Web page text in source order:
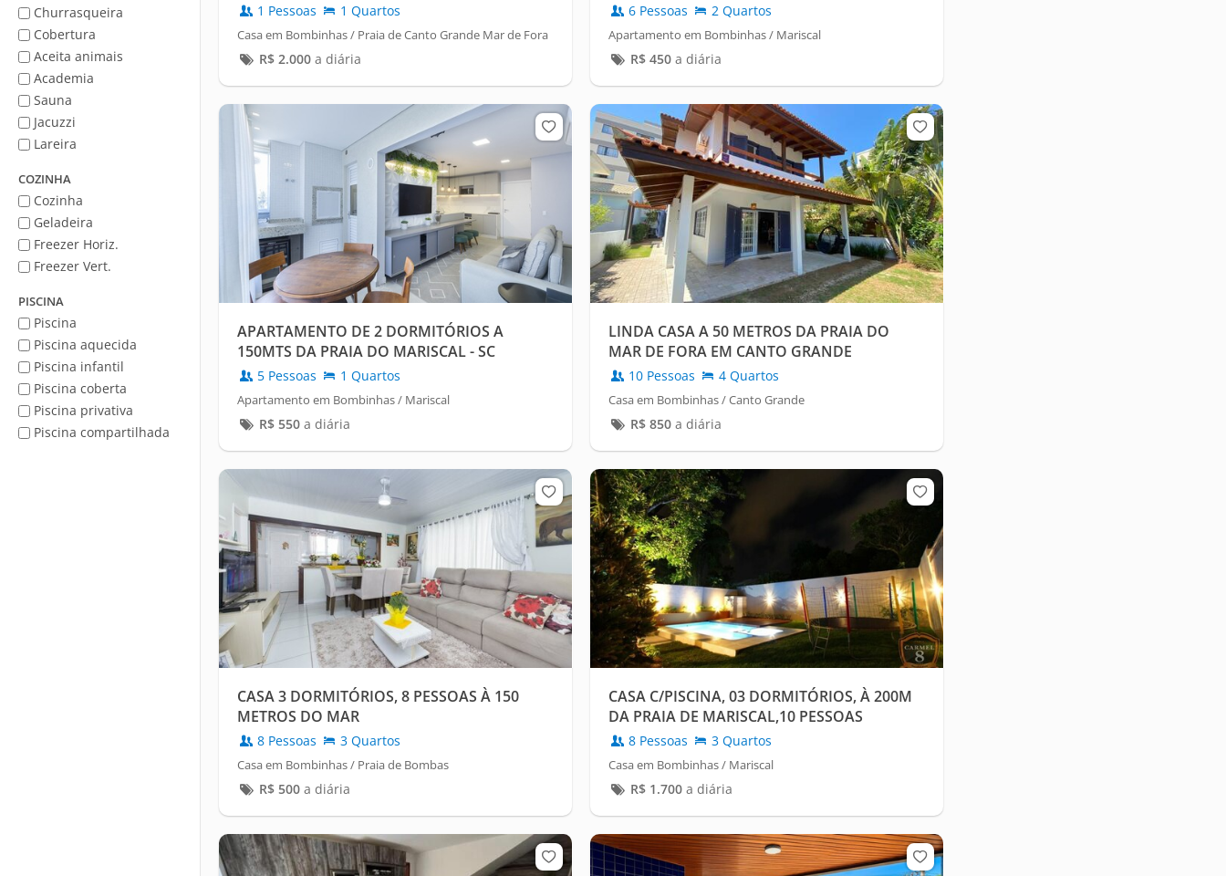
Churrasqueira
Cobertura
Aceita animais
Academia
Sauna
Jacuzzi
Lareira
COZINHA
Cozinha
Geladeira
Freezer Horiz.
Freezer Vert.
PISCINA
Piscina
Piscina aquecida
Piscina infantil
Piscina coberta
Piscina privativa
Piscina compartilhada
1 Pessoas 1 Quartos
Casa em Bombinhas / Praia de Canto Grande Mar de Fora
R$ 2.000a diária
6 Pessoas 2 Quartos
Apartamento em Bombinhas / Mariscal
R$ 450a diária
APARTAMENTO DE 2 DORMITÓRIOS A
150MTS DA PRAIA DO MARISCAL - SC
5 Pessoas 1 Quartos
Apartamento em Bombinhas / Mariscal
R$ 550a diária
LINDA CASA A 50 METROS DA PRAIA DO
MAR DE FORA EM CANTO GRANDE
10 Pessoas 4 Quartos
Casa em Bombinhas / Canto Grande
R$ 850a diária
CASA 3 DORMITÓRIOS, 8 PESSOAS À 150
METROS DO MAR
8 Pessoas 3 Quartos
Casa em Bombinhas / Praia de Bombas
R$ 500a diária
CASA C/PISCINA, 03 DORMITÓRIOS, À 200M
DA PRAIA DE MARISCAL,10 PESSOAS
8 Pessoas 3 Quartos
Casa em Bombinhas / Mariscal
R$ 1.700a diária